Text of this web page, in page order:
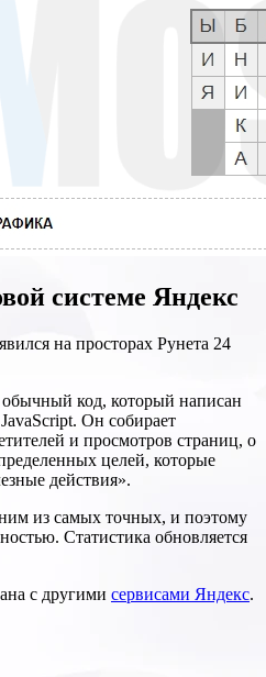
системе Яндекс
на просторах Рунета 24
обычный код, который написан
Он собирает
и просмотров страниц, о
целей, которые
действия».
из самых точных, и поэтому
Статистика обновляется
с другими сервисами Яндекс.